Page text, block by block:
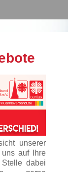
unserer
auf Ihre
dabei